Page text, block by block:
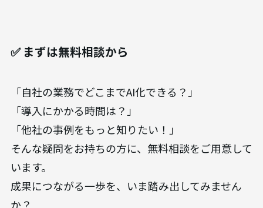
✅ まずは無料相談から
「自社の業務でどこまでAI化できる？」
「導入にかかる時間は？」
「他社の事例をもっと知りたい！」
そんな疑問をお持ちの方に、無料相談をご用意して
います。
成果につながる一歩を、いま踏み出してみません
か？